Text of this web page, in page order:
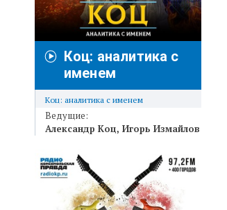
Коц: аналитика с
именем
Коц: аналитика с именем
Ведущие:
Александр Коц Игорь Измайлов